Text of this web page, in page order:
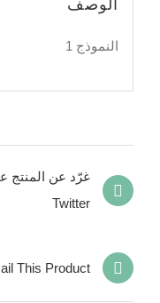
الوصف
النموذج 1
غرّد عن المنتج
Twitter
This Product